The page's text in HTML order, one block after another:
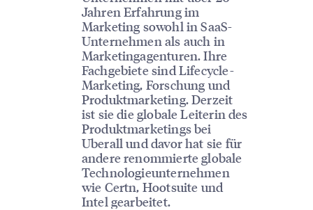
Jahren Erfahrung im
Marketing sowohl in SaaS-
Unternehmen als auch in
Marketingagenturen. Ihre
Fachgebiete sind Lifecycle-
Marketing, Forschung und
Produktmarketing. Derzeit
ist sie die globale Leiterin des
Produktmarketings bei
Uberall und davor hat sie für
andere renommierte globale
Technologieunternehmen
wie Certn, Hootsuite und
Intel gearbeitet.